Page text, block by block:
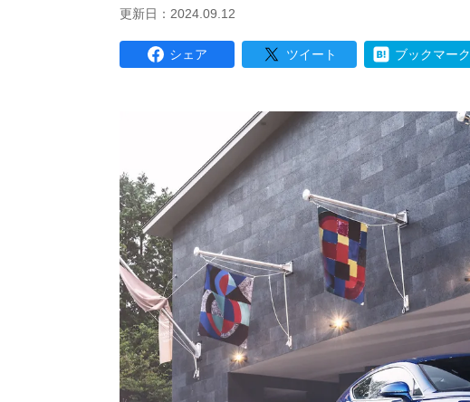
更新日：2024.09.12
シェア ツイート ブックマーク